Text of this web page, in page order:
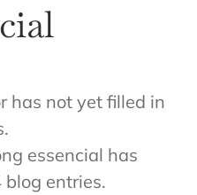
has not yet filled in
essencial has
blog entries.